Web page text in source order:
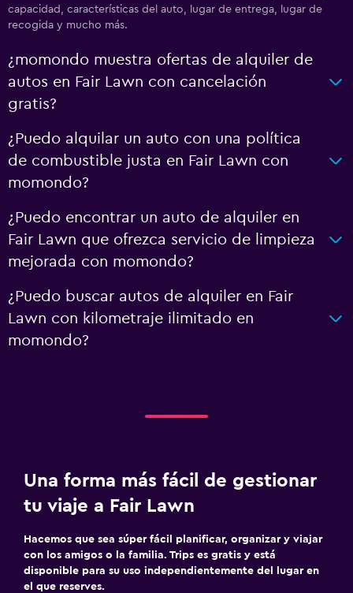
capacidad, características del auto, lugar de entrega, lugar de
recogida y mucho más.
¿momondo muestra ofertas de alquiler de
autos en Fair Lawn con cancelación
gratis?
¿Puedo alquilar un auto con una política
de combustible justa en Fair Lawn con
momondo?
¿Puedo encontrar un auto de alquiler en
Fair Lawn que ofrezca servicio de limpieza
mejorada con momondo?
¿Puedo buscar autos de alquiler en Fair
Lawn con kilometraje ilimitado en
momondo?
Una forma más fácil de gestionar
tu viaje a Fair Lawn
Hacemos que sea súper fácil planificar, organizar y viajar
con los amigos o la familia. Trips es gratis y está
disponible para su uso independientemente del lugar en
el que reserves.